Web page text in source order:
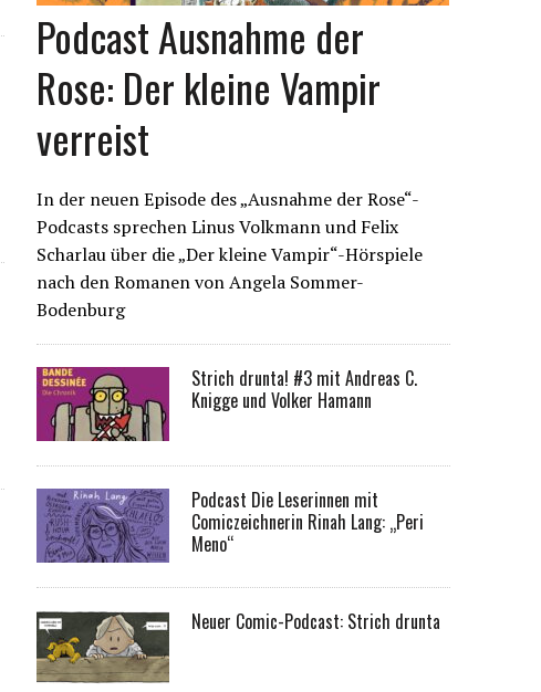
Podcast Ausnahme der
Rose: Der kleine Vampir
verreist
In der neuen Episode des „Ausnahme der Rose“-
Podcasts sprechen Linus Volkmann und Felix
Scharlau über die „Der kleine Vampir“-Hörspiele
nach den Romanen von Angela Sommer-
Bodenburg
Strich drunta! #3 mit Andreas C.
Knigge und Volker Hamann
Podcast Die Leserinnen mit
Comiczeichnerin Rinah Lang: „Peri
Meno“
Neuer Comic-Podcast: Strich drunta